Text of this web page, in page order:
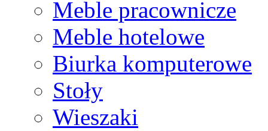
Meble pracownicze
Meble hotelowe
Biurka komputerowe
Stoły
Wieszaki